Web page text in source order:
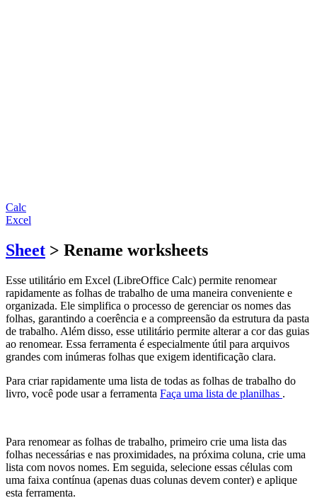
Calc
Excel
Sheet > Rename worksheets
Esse utilitário em Excel (LibreOffice Calc) permite renomear
rapidamente as folhas de trabalho de uma maneira conveniente e
organizada. Ele simplifica o processo de gerenciar os nomes das
folhas, garantindo a coerência e a compreensão da estrutura da pasta
de trabalho. Além disso, esse utilitário permite alterar a cor das guias
ao renomear. Essa ferramenta é especialmente útil para arquivos
grandes com inúmeras folhas que exigem identificação clara.
Para criar rapidamente uma lista de todas as folhas de trabalho do
livro, você pode usar a ferramenta Faça uma lista de planilhas .
Para renomear as folhas de trabalho, primeiro crie uma lista das
folhas necessárias e nas proximidades, na próxima coluna, crie uma
lista com novos nomes. Em seguida, selecione essas células com
uma faixa contínua (apenas duas colunas devem conter) e aplique
esta ferramenta.